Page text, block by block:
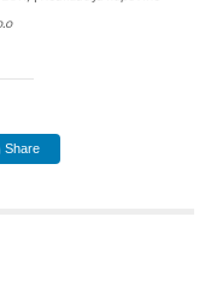
Share